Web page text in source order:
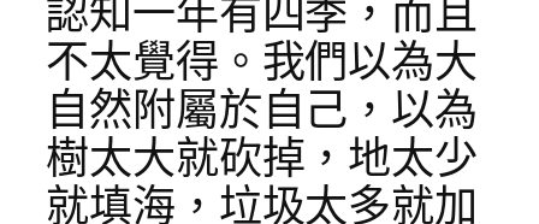
認知一年有四季，而且
不太覺得。我們以為大
自然附屬於自己，以為
樹太大就砍掉，地太少
就填海，垃圾太多就加